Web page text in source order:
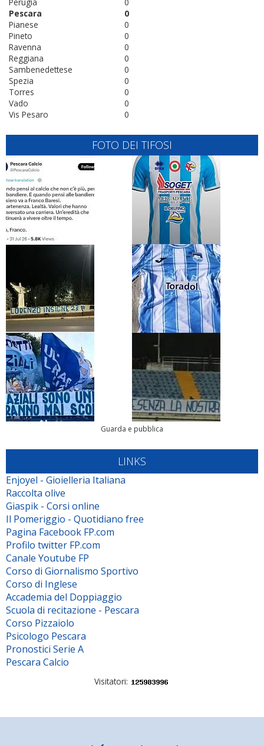
0
Pescara
0
Pianese
0
Pineto
0
Ravenna
0
Reggiana
0
Sambenedettese
0
Spezia
0
Torres
0
Vado
0
Vis Pesaro
FOTO DEI TIFOSI
Guarda e pubblica
LINKS
Enjoyel - Gioielleria Italiana
Raccolta olive
Giaspik - Corsi online
Il Pomeriggio - Quotidiano free
Pagina Facebook FP.com
Profilo twitter FP.com
Canale Youtube FP
Corso di Giornalismo Sportivo
Corso di Inglese
Accademia del Doppiaggio
Scuola di recitazione - Pescara
Corso Pizzaiolo
Psicologo Pescara
Pronostici Serie A
Pescara Calcio
Visitatori: